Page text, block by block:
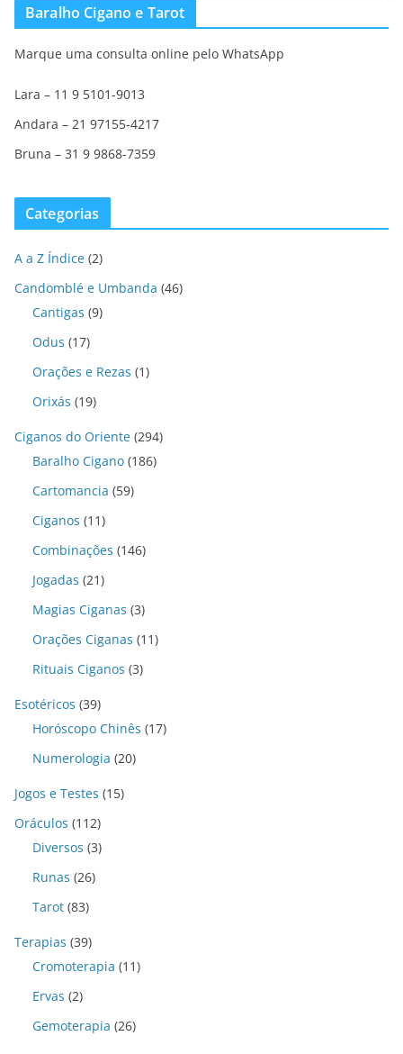
Baralho Cigano e Tarot
Marque uma consulta online pelo WhatsApp
Lara – 11 9 5101-9013
Andara – 21 97155-4217
Bruna – 31 9 9868-7359
Categorias
A a Z Índice (2)
Candomblé e Umbanda (46)
Cantigas (9)
Odus (17)
Orações e Rezas (1)
Orixás (19)
Ciganos do Oriente (294)
Baralho Cigano (186)
Cartomancia (59)
Ciganos (11)
Combinações (146)
Jogadas (21)
Magias Ciganas (3)
Orações Ciganas (11)
Rituais Ciganos (3)
Esotéricos (39)
Horóscopo Chinês (17)
Numerologia (20)
Jogos e Testes (15)
Oráculos (112)
Diversos (3)
Runas (26)
Tarot (83)
Terapias (39)
Cromoterapia (11)
Ervas (2)
Gemoterapia (26)